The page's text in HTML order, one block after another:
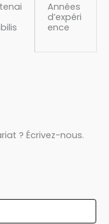
Années
d’expéri
ence
? Écrivez-nous.